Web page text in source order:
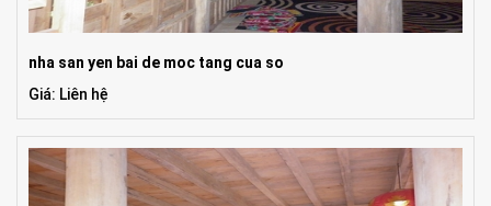
nha san yen bai de moc tang cua so
Giá: Liên hệ